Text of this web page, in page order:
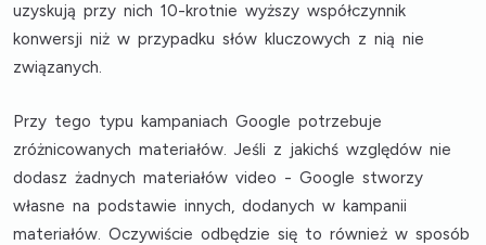
uzyskują przy nich 10-krotnie wyższy współczynnik
konwersji niż w przypadku słów kluczowych z nią nie
związanych.
Przy tego typu kampaniach Google potrzebuje
zróżnicowanych materiałów.Jeśli z jakichś względów nie
dodasz żadnych materiałów video - Google stworzy
własne na podstawie innych, dodanych w kampanii
materiałów. Oczywiście odbędzie się to również w sposób